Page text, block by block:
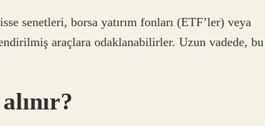
senetleri, borsa yatırım fonları (ETF’ler) veya
araçlara odaklanabilirler. Uzun vadede, bu